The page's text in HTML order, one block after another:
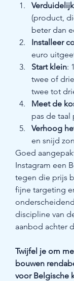
(product,
beter dan
Installeer
euro
Start klein:
twee of
twee tot
Meet de
pas de taal
Verhoog
en snijd
Goed
Instagram een
tegen die prijs
fijne targeting
discipline van
aanbod achter
Twijfel je om
bouwen
voor Belgische